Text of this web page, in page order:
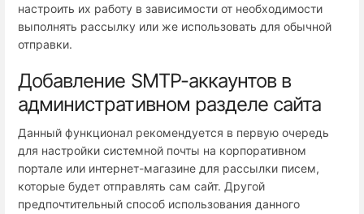
настроить их работу в зависимости от необходимости
выполнять рассылку или же использовать для обычной
отправки.
Добавление SMTP-аккаунтов в
административном разделе сайта
Данный функционал рекомендуется в первую очередь
для настройки системной почты на корпоративном
портале или интернет-магазине для рассылки писем,
которые будет отправлять сам сайт. Другой
предпочтительный способ использования данного